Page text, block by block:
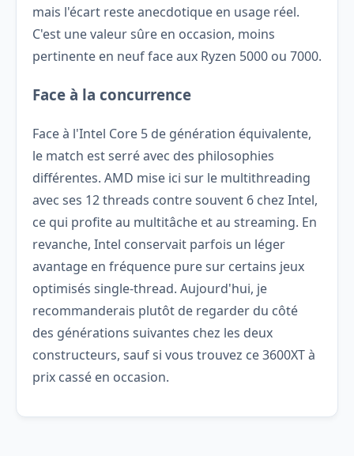
mais l'écart reste anecdotique en usage réel.
C'est une valeur sûre en occasion, moins
pertinente en neuf face aux Ryzen 5000 ou 7000.
Face à la concurrence
Face à l'Intel Core 5 de génération équivalente,
le match est serré avec des philosophies
différentes. AMD mise ici sur le multithreading
avec ses 12 threads contre souvent 6 chez Intel,
ce qui profite au multitâche et au streaming. En
revanche, Intel conservait parfois un léger
avantage en fréquence pure sur certains jeux
optimisés single-thread. Aujourd'hui, je
recommanderais plutôt de regarder du côté
des générations suivantes chez les deux
constructeurs, sauf si vous trouvez ce 3600XT à
prix cassé en occasion.